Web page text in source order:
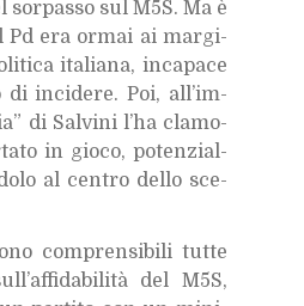
sor­pas­so sul M5S. Ma è
Pd era or­mai ai mar­gi­
ita­lia­na, in­ca­pa­ce
di in­ci­de­re. Poi, al­l’im­
di Sal­vi­ni l’ha cla­mo­
in gio­co, po­ten­zial­
al cen­tro del­lo sce­
com­pren­si­bi­li tut­te
del M5S,